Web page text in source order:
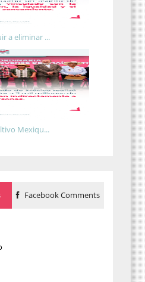
a eliminar ...
Mexiqu...
Facebook Comments